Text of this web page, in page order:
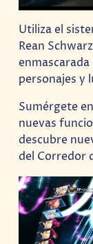
Utiliza el
Rean
personajes y
Sumérgete
nuevas
descubre
del Corredor